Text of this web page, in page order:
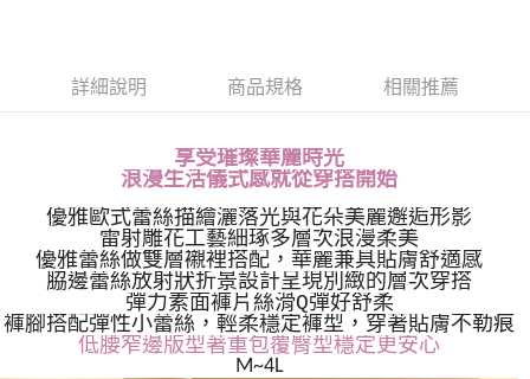
詳細說明 商品規格 相關推薦
享受璀璨華麗時光
浪漫生活儀式感就從穿搭開始
優雅歐式蕾絲描繪灑落光與花朵美麗邂逅形影
雷射雕花工藝細琢多層次浪漫柔美
優雅蕾絲做雙層襯裡搭配，華麗兼具貼膚舒適感
脇邊蕾絲放射狀折景設計呈現別緻的層次穿搭
彈力素面褲片絲滑Q彈好舒柔
褲腳搭配彈性小蕾絲，輕柔穩定褲型，穿著貼膚不勒痕
低腰窄邊版型著重包覆臀型穩定更安心
M~4L